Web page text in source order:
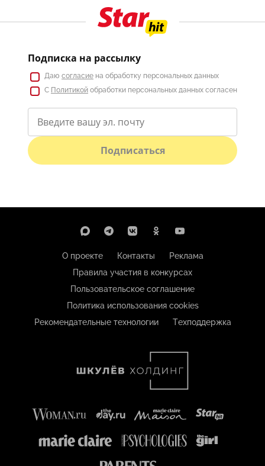
Подписка на рассылку
Даю согласие на обработку персональных данных
С Политикой обработки персональных данных согласен
Подписаться
О проекте Контакты
Реклама
Правила участия в конкурсах
Пользовательское соглашение
Политика использования cookies
Рекомендательные технологии
Техподдержка